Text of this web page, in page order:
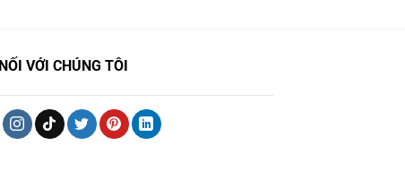
VỚI CHÚNG TÔI